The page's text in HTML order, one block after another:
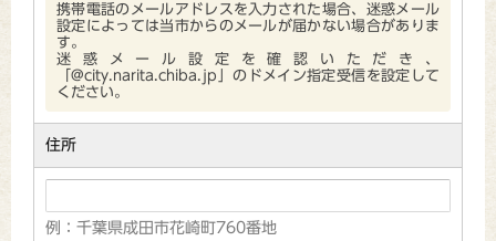
携帯電話のメールアドレスを入力された場合、迷惑メール
設定によっては当市からのメールが届かない場合がありま
す。
迷惑メール設定を確認いただき、
「@city.narita.chiba.jp」のドメイン指定受信を設定して
ください。
住所
例：千葉県成田市花崎町760番地